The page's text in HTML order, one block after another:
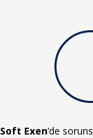
Soft Exen‘de